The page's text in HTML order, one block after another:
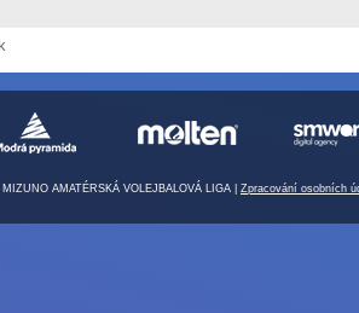
AMATÉRSKÁ VOLEJBALOVÁ LIGA | Zpracování osobních